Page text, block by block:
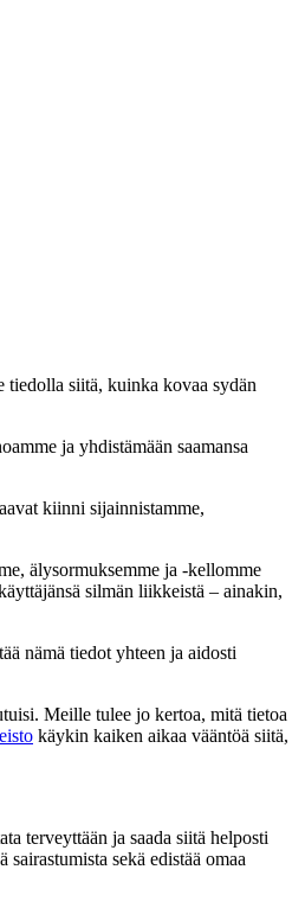
tiedolla siitä, kuinka kovaa sydän
ja yhdistämään saamansa
kiinni sijainnistamme,
älysormuksemme ja -kellomme
silmän liikkeistä – ainakin,
nämä tiedot yhteen ja aidosti
Meille tulee jo kertoa, mitä tietoa
käykin kaiken aikaa vääntöä siitä,
terveyttään ja saada siitä helposti
sekä edistää omaa